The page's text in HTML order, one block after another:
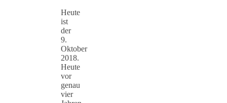
Heute
ist
der
9.
Oktober
2018.
Heute
vor
genau
vier